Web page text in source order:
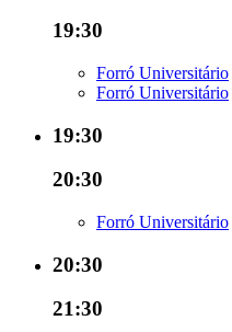
19:30
Forró Universitário
Forró Universitário
19:30
20:30
Forró Universitário
20:30
21:30